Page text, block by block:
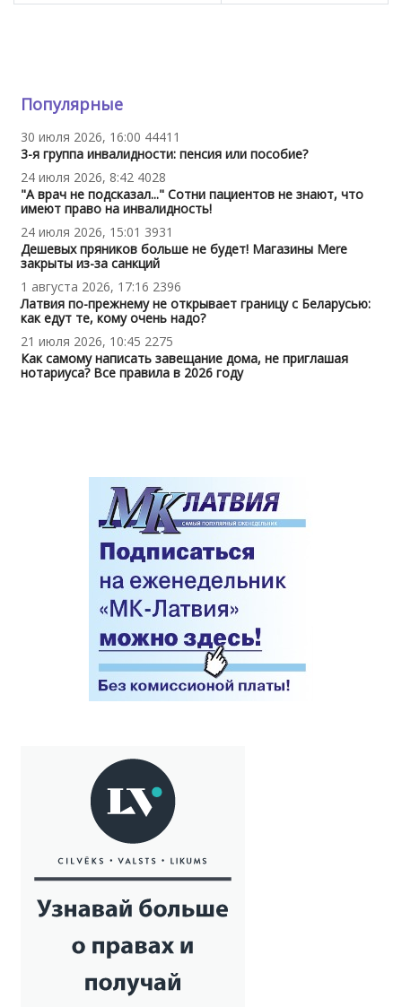
Популярные
30 июля 2026, 16:00 44411
3-я группа инвалидности: пенсия или пособие?
24 июля 2026, 8:42 4028
"А врач не подсказал..." Сотни пациентов не знают, что
имеют право на инвалидность!
24 июля 2026, 15:01 3931
Дешевых пряников больше не будет! Магазины Mere
закрыты из-за санкций
1 августа 2026, 17:16 2396
Латвия по-прежнему не открывает границу с Беларусью:
как едут те, кому очень надо?
21 июля 2026, 10:45 2275
Как самому написать завещание дома, не приглашая
нотариуса? Все правила в 2026 году